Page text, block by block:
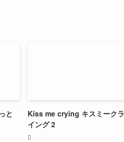
と
Kiss me crying キスミークラ
イング 2